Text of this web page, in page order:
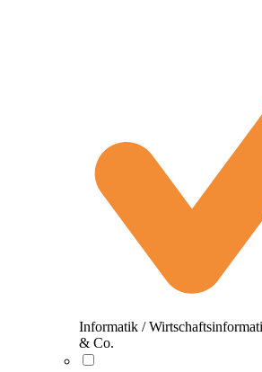
Informatik /
& Co.